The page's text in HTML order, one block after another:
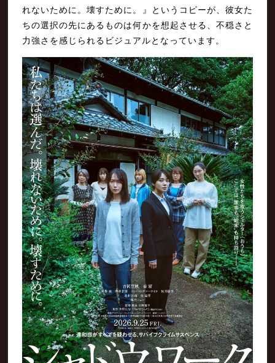
れないために。壊すために。』というコピーが、彼女た
ちの選択の先にあるものは何かを想起させる、不穏さと
力強さを感じられるビジュアルとなっています。